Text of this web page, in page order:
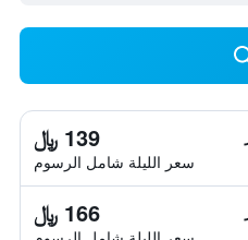
139 ﷼
سعر الليلة شامل الرسوم
166 ﷼